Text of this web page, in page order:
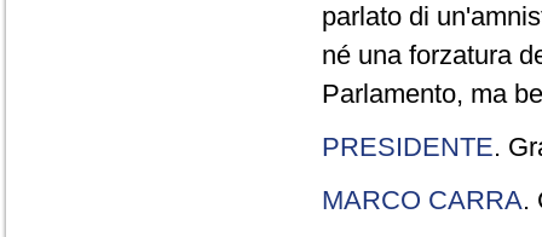
parlato di
né una forzatura
Parlamento, ma
PRESIDENTE.
MARCO CARRA.